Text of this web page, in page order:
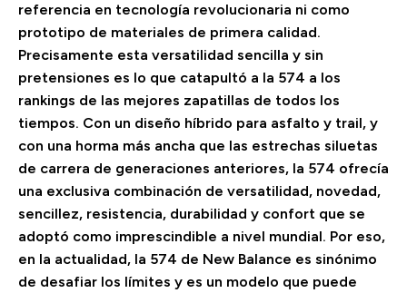
referencia en tecnología revolucionaria ni como
prototipo de materiales de primera calidad.
Precisamente esta versatilidad sencilla y sin
pretensiones es lo que catapultó a la 574 a los
rankings de las mejores zapatillas de todos los
tiempos. Con un diseño híbrido para asfalto y trail, y
con una horma más ancha que las estrechas siluetas
de carrera de generaciones anteriores, la 574 ofrecía
una exclusiva combinación de versatilidad, novedad,
sencillez, resistencia, durabilidad y confort que se
adoptó como imprescindible a nivel mundial. Por eso,
en la actualidad, la 574 de New Balance es sinónimo
de desafiar los límites y es un modelo que puede